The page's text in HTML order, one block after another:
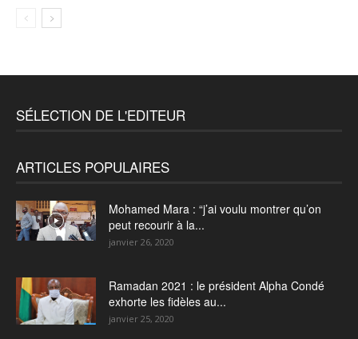
SÉLECTION DE L'EDITEUR
ARTICLES POPULAIRES
Mohamed Mara : “j’ai voulu montrer qu’on
peut recourir à la...
janvier 26, 2020
Ramadan 2021 : le président Alpha Condé
exhorte les fidèles au...
janvier 25, 2020